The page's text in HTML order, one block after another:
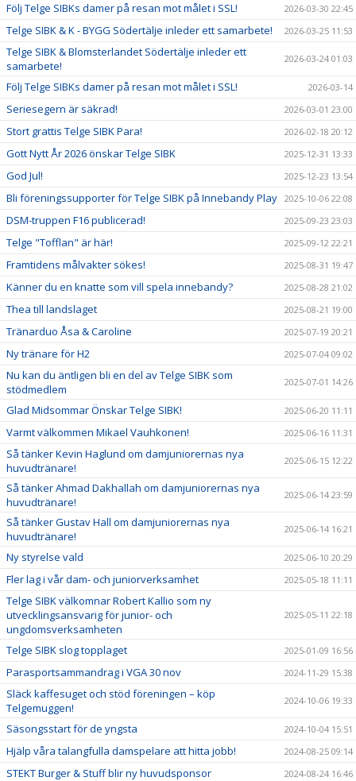
EXTERNA LÄNKAR
Följ Telge SIBKs damer på resan mot målet i SSL! 2026-03-30 22:45
Telge SIBK & K - BYGG Södertälje inleder ett samarbete! 2026-03-25 11:53
Telge SIBK & Blomsterlandet Södertälje inleder ett
samarbete!
2026-03-24 01:03
Följ Telge SIBKs damer på resan mot målet i SSL! 2026-03-14
Seriesegern är säkrad! 2026-03-01 23:00
Stort grattis Telge SIBK Para! 2026-02-18 20:12
Gott Nytt År 2026 önskar Telge SIBK 2025-12-31 13:33
God Jul! 2025-12-23 13:54
Bli föreningssupporter för Telge SIBK på Innebandy Play 2025-10-06 22:08
DSM-truppen F16 publicerad! 2025-09-23 23:03
Telge "Tofflan" är här! 2025-09-12 22:21
Framtidens målvakter sökes! 2025-08-31 19:47
Känner du en knatte som vill spela innebandy? 2025-08-28 21:02
Thea till landslaget 2025-08-21 19:00
Tränarduo Åsa & Caroline 2025-07-19 20:21
Ny tränare för H2 2025-07-04 09:02
Nu kan du äntligen bli en del av Telge SIBK som
stödmedlem
2025-07-01 14:26
Glad Midsommar Önskar Telge SIBK! 2025-06-20 11:11
Varmt välkommen Mikael Vauhkonen! 2025-06-16 11:31
Så tänker Kevin Haglund om damjuniorernas nya
huvudtränare!
2025-06-15 12:22
Så tänker Ahmad Dakhallah om damjuniorernas nya
huvudtränare!
2025-06-14 23:59
Så tänker Gustav Hall om damjuniorernas nya
huvudtränare!
2025-06-14 16:21
Ny styrelse vald 2025-06-10 20:29
Fler lag i vår dam- och juniorverksamhet 2025-05-18 11:11
Telge SIBK välkomnar Robert Kallio som ny
utvecklingsansvarig för junior- och
ungdomsverksamheten
2025-05-11 22:18
Telge SIBK slog topplaget 2025-01-09 16:56
Parasportsammandrag i VGA 30 nov 2024-11-29 15:38
Släck kaffesuget och stöd föreningen – köp
Telgemuggen!
2024-10-06 19:33
Säsongsstart för de yngsta 2024-10-04 15:51
Hjälp våra talangfulla damspelare att hitta jobb! 2024-08-25 09:14
STEKT Burger & Stuff blir ny huvudsponsor 2024-08-24 16:46